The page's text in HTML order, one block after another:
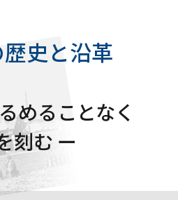
史と沿革
めることなく
刻む ー